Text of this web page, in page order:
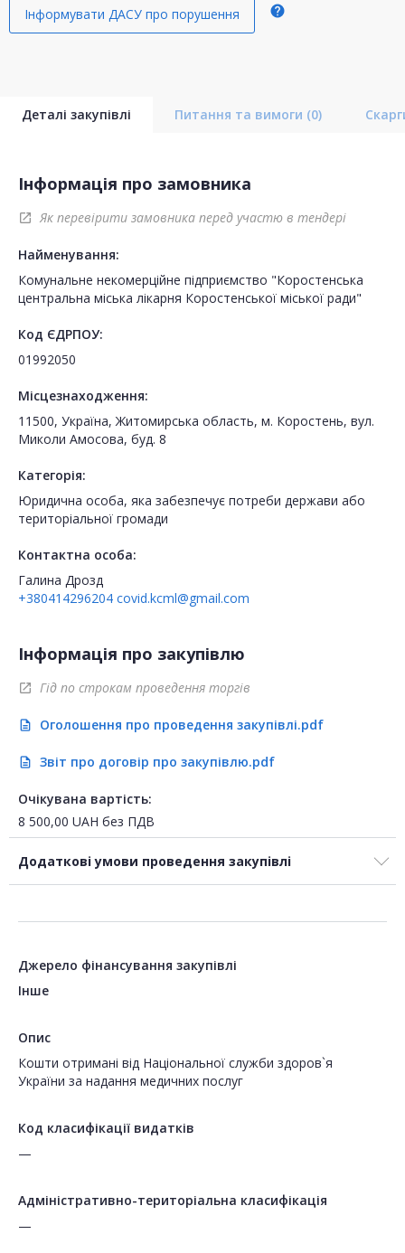
Інформувати ДАСУ про порушення help
Деталі закупівлі Питання та вимоги (0)
Інформація про замовника
open_in_new Як перевірити замовника перед участю в тендері
Найменування:
Комунальне некомерційне підприємство "Коростенська
центральна міська лікарня Коростенської міської ради"
Код ЄДРПОУ:
01992050
Місцезнаходження:
11500, Україна, Житомирська область, м. Коростень, вул.
Миколи Амосова, буд. 8
Категорія:
Юридична особа, яка забезпечує потреби держави або
територіальної громади
Контактна особа:
Галина Дрозд
+380414296204 covid.kcml@gmail.com
Інформація про закупівлю
open_in_new Гід по строкам проведення торгів
description Оголошення про проведення закупівлі.pdf
description Звіт про договір про закупівлю.pdf
Очікувана вартість:
8 500,00 UAH без ПДВ
Додаткові умови проведення закупівлі
Джерело фінансування закупівлі
Інше
Опис
Кошти отримані від Національної служби здоров`я
України за надання медичних послуг
Код класифікації видатків
—
Адміністративно-територіальна класифікація
—